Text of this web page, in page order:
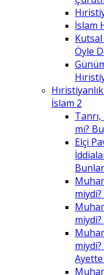
İslam
Öyle
İslam 2
Tanrı,
mı?
Elçi